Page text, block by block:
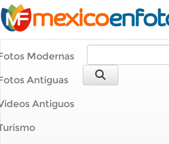
Modernas
Antiguas
Antiguos